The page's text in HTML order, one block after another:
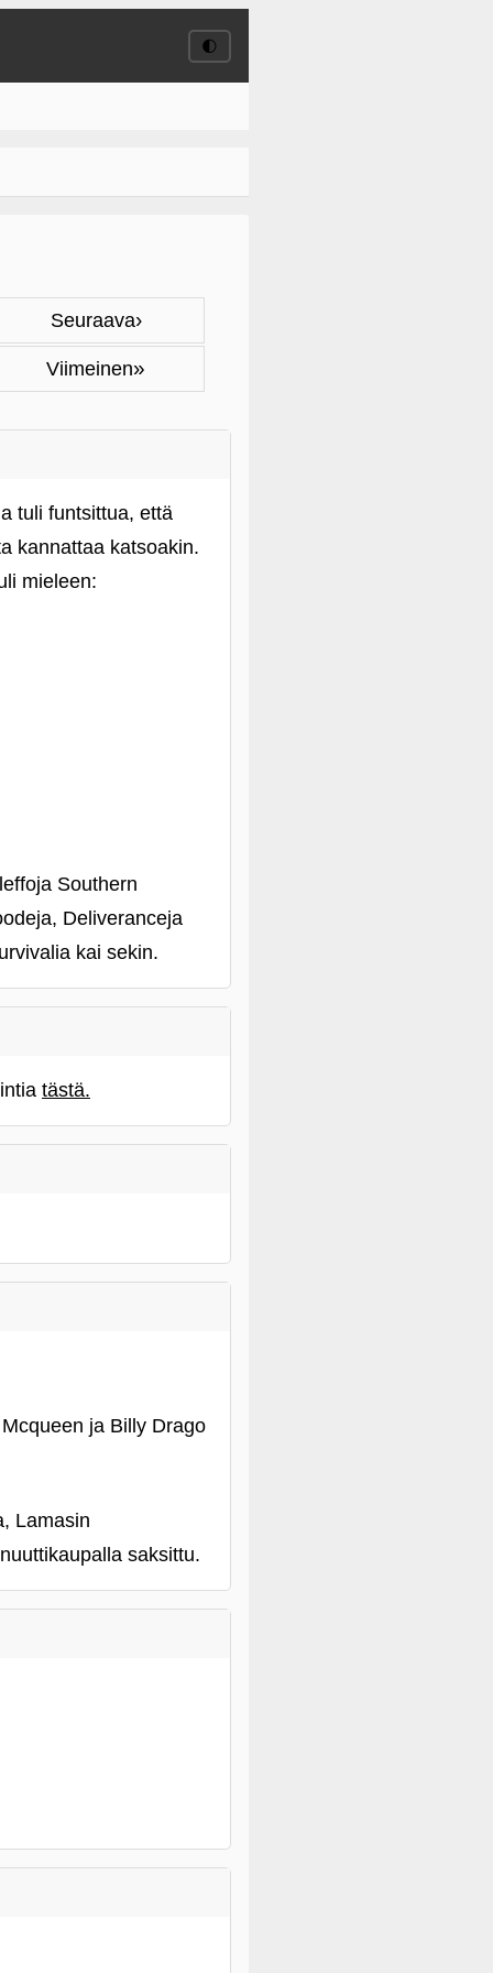
🌓
Seuraava›
Viimeinen»
tuli funtsittua, että
kannattaa katsoakin.
mieleen:
Southern
Deliveranceja
kai sekin.
tästä.
ja Billy Drago
Lamasin
saksittu.